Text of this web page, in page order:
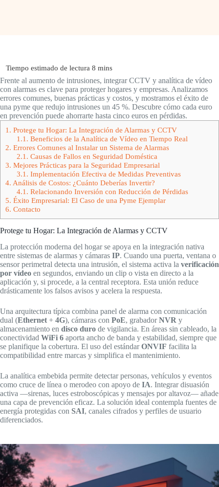
Frente al aumento de intrusiones, integrar CCTV y analítica de vídeo
con alarmas es clave para proteger hogares y empresas. Analizamos
errores comunes, buenas prácticas y costos, y mostramos el éxito de
una pyme que redujo intrusiones un 45 %. Descubre cómo cada euro
en prevención puede ahorrarte hasta cinco euros en pérdidas.
1. Protege tu Hogar: La Integración de Alarmas y CCTV
1.1. Beneficios de la Analítica de Vídeo en Tiempo Real
2. Errores Comunes al Instalar un Sistema de Alarmas
2.1. Causas de Fallos en Seguridad Doméstica
3. Mejores Prácticas para la Seguridad Empresarial
3.1. Implementación Efectiva de Medidas Preventivas
4. Análisis de Costos: ¿Cuánto Deberías Invertir?
4.1. Relacionando Inversión con Reducción de Pérdidas
5. Éxito Empresarial: El Caso de una Pyme Ejemplar
6. Contacto
Protege tu Hogar: La Integración de Alarmas y CCTV
La protección moderna del hogar se apoya en la integración nativa
entre sistemas de alarmas y cámaras IP. Cuando una puerta, ventana o
sensor perimetral detecta una intrusión, el sistema activa la verificación
por vídeo en segundos, enviando un clip o vista en directo a la
aplicación y, si procede, a la central receptora. Esta unión reduce
drásticamente los falsos avisos y acelera la respuesta.
Una arquitectura típica combina panel de alarma con comunicación
dual (Ethernet + 4G), cámaras con PoE, grabadorNVR y
almacenamiento en disco duro de vigilancia. En áreas sin cableado, la
conectividad WiFi 6 aporta ancho de banda y estabilidad, siempre que
se planifique la cobertura. El uso del estándarONVIF facilita la
compatibilidad entre marcas y simplifica el mantenimiento.
La analítica embebida permite detectar personas, vehículos y eventos
como cruce de línea o merodeo con apoyo de IA. Integrar disuasión
activa —sirenas, luces estroboscópicas y mensajes por altavoz— añade
una capa de prevención eficaz. La solución ideal contempla fuentes de
energía protegidas con SAI, canales cifrados y perfiles de usuario
diferenciados.